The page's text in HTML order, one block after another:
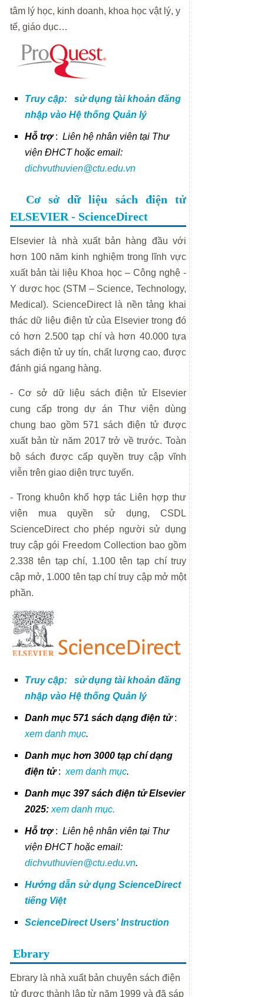
tâm lý học, kinh doanh, khoa học vật lý, y
tế, giáo dục…
Truy cập:
sử dụng tài khoản đăng
nhập vào Hệ thống Quản lý
Hỗ trợ : Liên hệ nhân viên tại Thư
viện ĐHCT hoặc email:
dichvuthuvien@ctu.edu.vn
Cơ sở dữ liệu sách điện tử
ELSEVIER - ScienceDirect
Elsevier là nhà xuất bản hàng đầu với
hơn 100 năm kinh nghiệm trong lĩnh vực
xuất bản tài liệu Khoa học – Công nghệ -
Y dược học (STM – Science, Technology,
Medical). ScienceDirect là nền tảng khai
thác dữ liệu điện tử của Elsevier trong đó
có hơn 2.500 tạp chí và hơn 40.000 tựa
sách điện tử uy tín, chất lượng cao, được
đánh giá ngang hàng.
- Cơ sở dữ liệu sách điện tử Elsevier
cung cấp trong dự án Thư viện dùng
chung bao gồm 571 sách điện tử được
xuất bản từ năm 2017 trở về trước. Toàn
bộ sách được cấp quyền truy cập vĩnh
viễn trên giao diện trực tuyến.
- Trong khuôn khổ hợp tác Liên hợp thư
viện mua quyền sử dụng, CSDL
ScienceDirect cho phép người sử dụng
truy cập gói Freedom Collection bao gồm
2.338 tên tạp chí, 1.100 tên tạp chí truy
cập mở, 1.000 tên tạp chí truy cập mở một
phần.
Truy cập:
sử dụng tài khoản đăng
nhập vào Hệ thống Quản lý
Danh mục 571 sách dạng điện tử :
xem danh mục.
Danh mục hơn 3000 tạp chí dạng
điện tử : xem danh mục.
Danh mục 397 sách điện tử Elsevier
2025: xem danh mục.
Hỗ trợ : Liên hệ nhân viên tại Thư
viện ĐHCT hoặc email:
dichvuthuvien@ctu.edu.vn.
Hướng dẫn sử dụng ScienceDirect
tiếng Việt
ScienceDirect Users' Instruction
Ebrary
Ebrary là nhà xuất bản chuyên sách điện
tử được thành lập từ năm 1999 và đã sáp